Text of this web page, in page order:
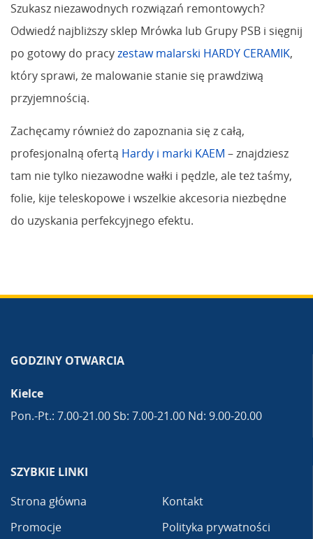
Szukasz niezawodnych rozwiązań remontowych?
Odwiedź najbliższy sklep Mrówka lub Grupy PSB i sięgnij
po gotowy do pracyzestaw malarski HARDY CERAMIK,
który sprawi, że malowanie stanie się prawdziwą
przyjemnością.
Zachęcamy również do zapoznania się z całą,
profesjonalną ofertą Hardy i marki KAEM – znajdziesz
tam nie tylko niezawodne wałki i pędzle, ale też taśmy,
folie, kije teleskopowe i wszelkie akcesoria niezbędne
do uzyskania perfekcyjnego efektu.
GODZINY OTWARCIA
Kielce
Pon.-Pt.: 7.00-21.00 Sb: 7.00-21.00 Nd: 9.00-20.00
SZYBKIE LINKI
Strona główna
Promocje
Kontakt
Polityka prywatności